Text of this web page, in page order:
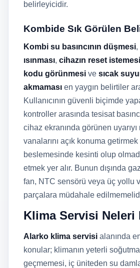
belirleyicidir.
Kombide Sık Görülen
Kombi su basıncının düşmesi,
ısınması, cihazın reset istemesi
kodu görünmesi ve sıcak
akmaması en yaygın belirtiler
Kullanıcının güvenli biçimde
kontroller arasında tesisat
cihaz ekranında görünen
vanalarını açık konuma
beslemesinde kesinti olup
etmek yer alır. Bunun dışında
fan, NTC sensörü veya üç yollu
parçalara müdahale
Klima Servisi Neleri
Alarko klima servisi alanında
konular; klimanın yeterli
geçmemesi, iç üniteden su